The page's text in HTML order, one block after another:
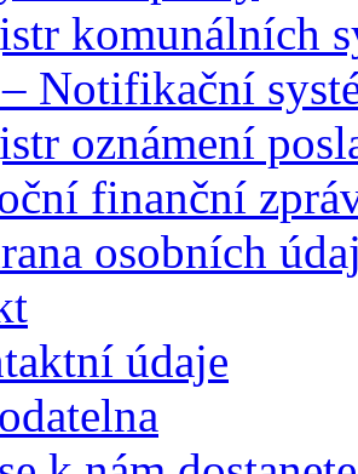
komunálních
Notifikační
oznámení
finanční
osobních
údaje